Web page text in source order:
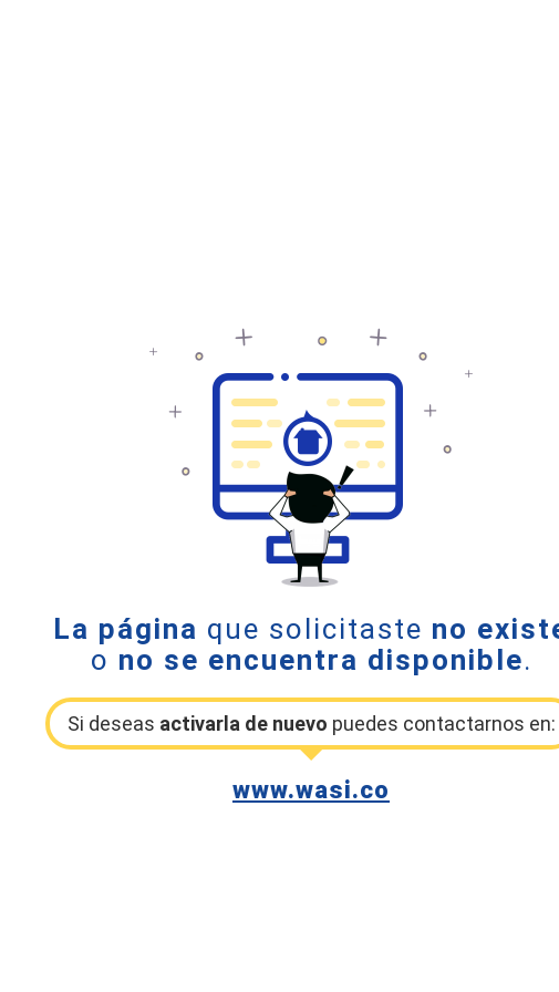
La página que solicitaste no
o no se encuentra disponible.
Si deseas activarla de nuevo puedes contactarnos en:
www.wasi.co